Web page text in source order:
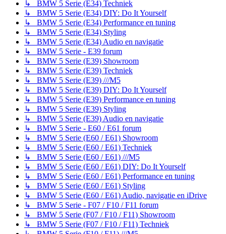
↳ BMW 5 Serie (E34) Techniek
↳ BMW 5 Serie (E34) DIY: Do It Yourself
↳ BMW 5 Serie (E34) Performance en tuning
↳ BMW 5 Serie (E34) Styling
↳ BMW 5 Serie (E34) Audio en navigatie
↳ BMW 5 Serie - E39 forum
↳ BMW 5 Serie (E39) Showroom
↳ BMW 5 Serie (E39) Techniek
↳ BMW 5 Serie (E39) ///M5
↳ BMW 5 Serie (E39) DIY: Do It Yourself
↳ BMW 5 Serie (E39) Performance en tuning
↳ BMW 5 Serie (E39) Styling
↳ BMW 5 Serie (E39) Audio en navigatie
↳ BMW 5 Serie - E60 / E61 forum
↳ BMW 5 Serie (E60 / E61) Showroom
↳ BMW 5 Serie (E60 / E61) Techniek
↳ BMW 5 Serie (E60 / E61) ///M5
↳ BMW 5 Serie (E60 / E61) DIY: Do It Yourself
↳ BMW 5 Serie (E60 / E61) Performance en tuning
↳ BMW 5 Serie (E60 / E61) Styling
↳ BMW 5 Serie (E60 / E61) Audio, navigatie en iDrive
↳ BMW 5 Serie - F07 / F10 / F11 forum
↳ BMW 5 Serie (F07 / F10 / F11) Showroom
↳ BMW 5 Serie (F07 / F10 / F11) Techniek